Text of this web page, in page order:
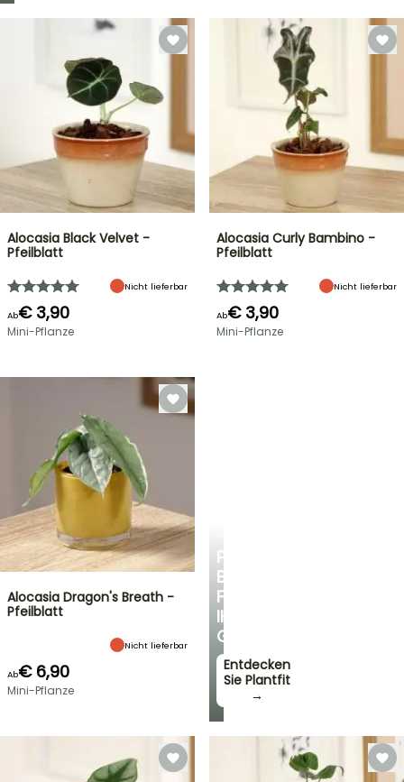
PERSÖNLICHE
BERATUNG
FÜR
IHREN
GARTEN
Entdecken
Sie Plantfit
→
Alocasia Black Velvet -
Pfeilblatt
Nicht lieferbar
Ab€ 3,90
Mini-Pflanze
Alocasia Curly Bambino -
Pfeilblatt
Nicht lieferbar
Ab€ 3,90
Mini-Pflanze
Alocasia Dragon's Breath -
Pfeilblatt
Nicht lieferbar
Ab€ 6,90
Mini-Pflanze